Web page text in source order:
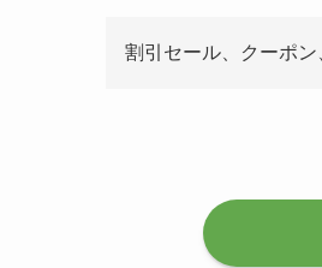
割引セール、クーポ